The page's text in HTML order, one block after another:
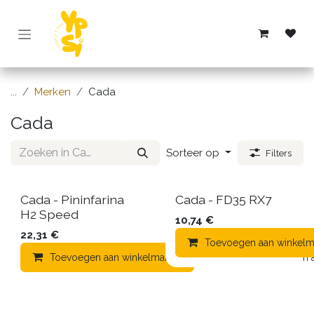
Overslaan naar inhoud
... Merken Cada
Cada
Sorteer op Filters
Cada - Pininfarina
H2 Speed
22,31 €
Toevoegen aan winkelmandje Toevoegen
Cada - FD35 RX7
10,74 €
Toevoegen aan